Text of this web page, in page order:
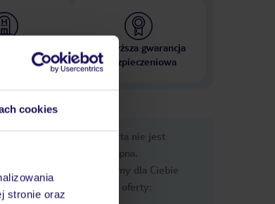
cookies
stronie oraz
Najwyższa gwarancja
ubezpieczeniowa
Ups, ta oferta nie jest
dostępna.
Przygotowaliśmy dla Ciebie
podobne oferty: